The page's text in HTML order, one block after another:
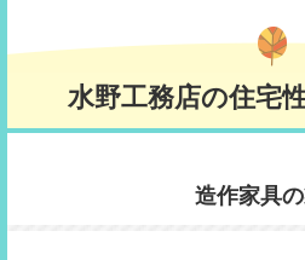
水野工務店の住宅
造作家具